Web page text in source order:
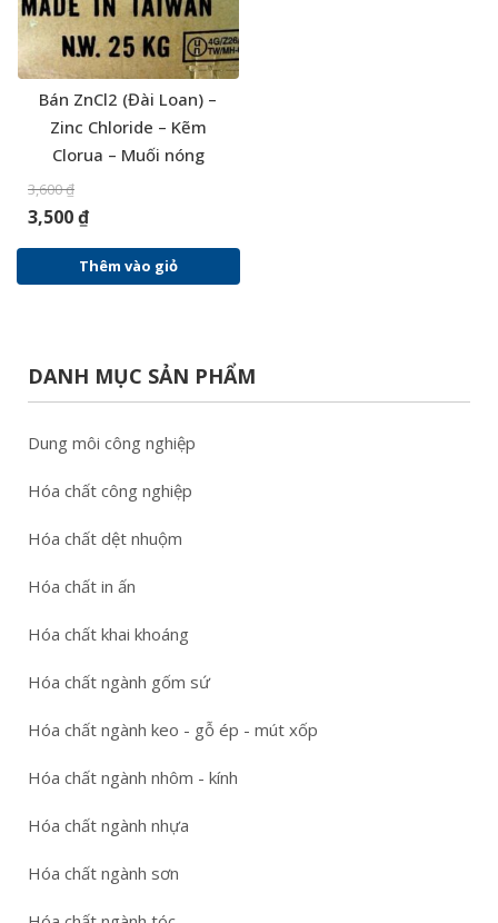
Bán ZnCl2 (Đài Loan) –
Zinc Chloride – Kẽm
Clorua – Muối nóng
3,600₫
3,500₫
Thêm vào giỏ
DANH MỤC SẢN PHẨM
Dung môi công nghiệp
Hóa chất công nghiệp
Hóa chất dệt nhuộm
Hóa chất in ấn
Hóa chất khai khoáng
Hóa chất ngành gốm sứ
Hóa chất ngành keo - gỗ ép - mút xốp
Hóa chất ngành nhôm - kính
Hóa chất ngành nhựa
Hóa chất ngành sơn